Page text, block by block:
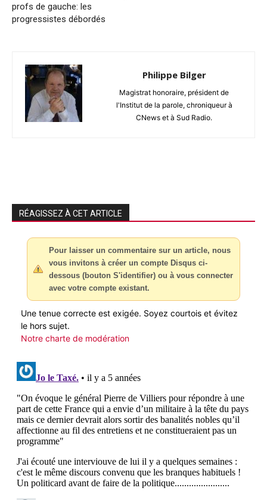
profs de gauche: les
progressistes débordés
Philippe Bilger
Magistrat honoraire, président de
l'Institut de la parole, chroniqueur à
CNews et à Sud Radio.
RÉAGISSEZ À CET ARTICLE
Pour laisser un commentaire sur un article, nous
vous invitons à créer un compte Disqus ci-
dessous (bouton S'identifier) ou à vous connecter
avec votre compte existant.
Une tenue correcte est exigée. Soyez courtois et évitez
le hors sujet.
Notre charte de modération